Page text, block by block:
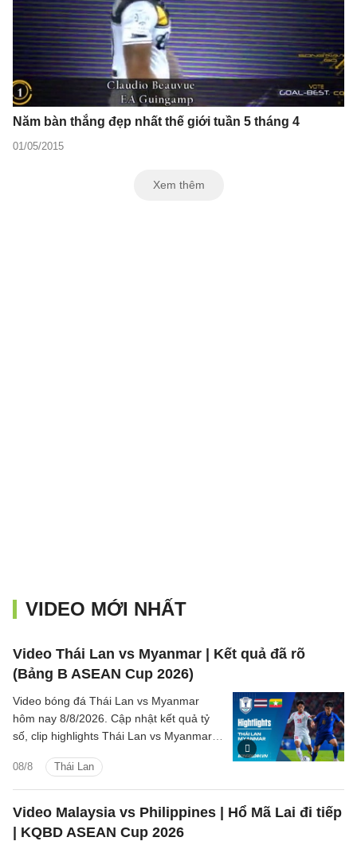
Năm bàn thắng đẹp nhất thế giới tuần 5 tháng 4
01/05/2015
Xem thêm
VIDEO MỚI NHẤT
Video Thái Lan vs Myanmar | Kết quả đã rõ
(Bảng B ASEAN Cup 2026)
08/8 Thái Lan
Video bóng đá Thái Lan vs Myanmar
hôm nay 8/8/2026. Cập nhật kết quả tỷ
số, clip highlights Thái Lan vs Myanmar
huống trên sân.
Video Malaysia vs Philippines | Hổ Mã Lai đi tiếp
| KQBD ASEAN Cup 2026